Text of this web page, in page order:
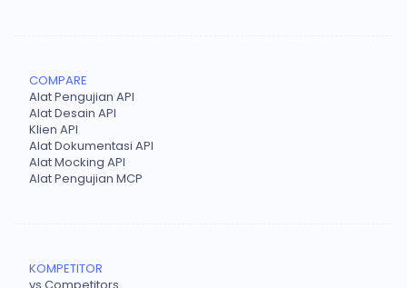
COMPARE
Alat Pengujian API
Alat Desain API
Klien API
Alat Dokumentasi API
Alat Mocking API
Alat Pengujian MCP
KOMPETITOR
vs Competitors